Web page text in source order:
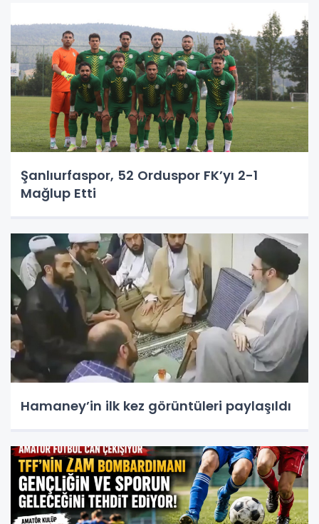
Şanlıurfaspor, 52 Orduspor FK’yı 2-1
Mağlup Etti
Hamaney’in ilk kez görüntüleri paylaşıldı